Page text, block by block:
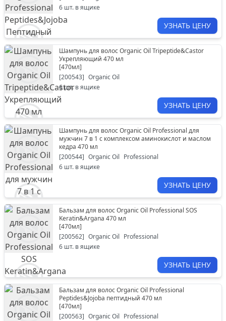
6 шт. в ящике
УЗНАТЬ ЦЕНУ
Шампунь для волос Organic Oil Tripeptide&Castor
Укрепляющий 470 мл
[470мл]
[200543] Organic Oil
6шт. в ящике
УЗНАТЬ ЦЕНУ
Шампунь для волос Organic Oil Professional для
мужчин 7 в 1 с комплексом аминокислот и маслом
кедра 470 мл
[200544] Organic Oil Professional
6 шт. в ящике
УЗНАТЬ ЦЕНУ
Бальзам для волос Organic Oil Professional SOS
Keratin&Argana 470 мл
[470мл]
[200562] Organic Oil Professional
6 шт. в ящике
УЗНАТЬ ЦЕНУ
Бальзам для волос Organic Oil Professional
Peptides&Jojoba пептидный 470 мл
[470мл]
[200563] Organic Oil Professional